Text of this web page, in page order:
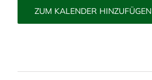
ZUM KALENDER HINZUFÜGEN